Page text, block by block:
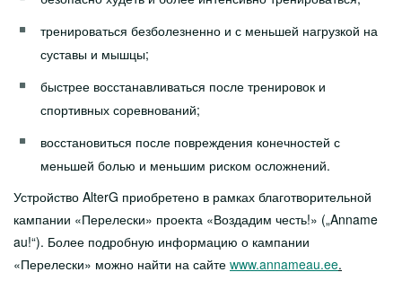
Реабилитационная клиника
Центр стационарного восстановительного лечения
Глазная клиника
Клиника сестринской помощи
Службы
Врачи
тренироваться безболезненно и с меньшей нагрузкой на
суставы и мышцы;
быстрее восстанавливаться после тренировок и
спортивных соревнований;
восстановиться после повреждения конечностей с
меньшей болью и меньшим риском осложнений.
Устройство AlterG приобретено в рамках благотворительной
кампании «Перелески» проекта «Воздадим честь!» („Anname
au!“). Более подробную информацию о кампании
«Перелески» можно найти на сайте www.annameau.ee.